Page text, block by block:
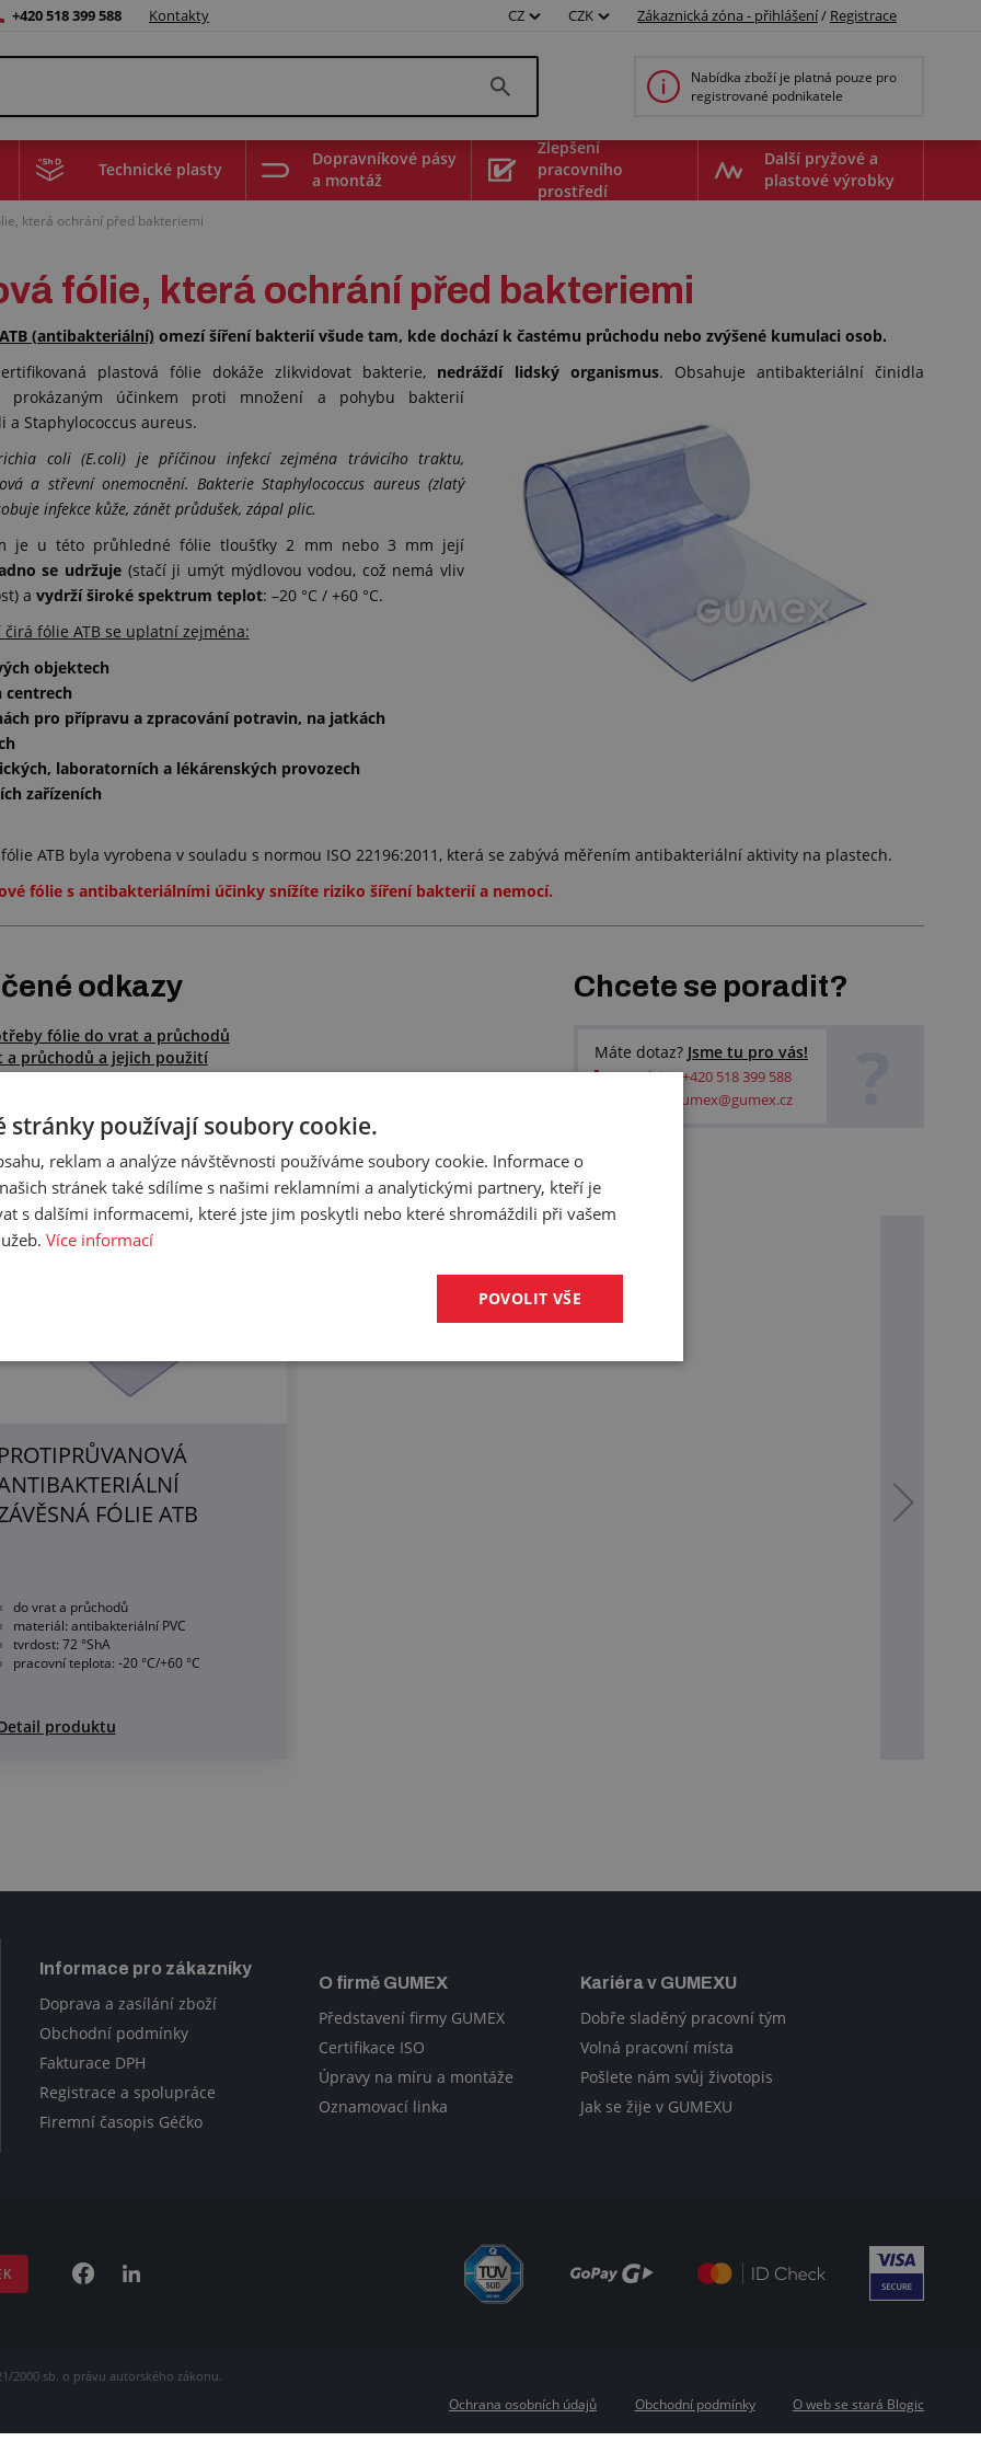
+420 518 399 588 Kontakty CZ CZK Zákaznická zóna - přihlášení/ Registrace
Nabídka zboží je platná pouze pro
registrované podnikatele
Technické plasty
Dopravníkové pásy
a montáž
Zlepšení
pracovního
prostředí
Další pryžové a
plastové výrobky
která ochrání před bakteriemi
fólie, která ochrání před bakteriemi
(antibakteriální) omezí šíření bakterií všude tam, kde dochází k častému průchodu nebo zvýšené kumulaci osob.
plastová fólie dokáže zlikvidovat bakterie, nedráždí lidský organismus. Obsahuje antibakteriální činidla
prokázaným účinkem proti množení a pohybu bakterií
a Staphylococcus aureus.
coli (E.coli) je příčinou infekcí zejména trávicího traktu,
a střevní onemocnění. Bakterie Staphylococcus aureus (zlatý
infekce kůže, zánět průdušek, zápal plic.
je u této průhledné fólie tloušťky 2 mm nebo 3 mm její
se udržuje (stačí ji umýt mýdlovou vodou, což nemá vliv
a vydrží široké spektrum teplot: –20 °C / +60 °C.
fólie ATB se uplatní zejména:
objektech
centrech
pro přípravu a zpracování potravin, na jatkách
laboratorních a lékárenských provozech
zařízeních
ATB byla vyrobena v souladu s normou ISO 22196:2011, která se zabývá měřením antibakteriální aktivity na plastech.
fólie s antibakteriálními účinky snížíte riziko šíření bakterií a nemocí.
odkazy
fólie do vrat a průchodů
a průchodů a jejich použití
kondici fólie do vrat a průchodů
Chcete se poradit?
Máte dotaz? Jsme tu pro vás!
Zavolejte:+420 518 399 588
gumex@gumex.cz
z článku
PROTIPRŮVANOVÁ
FÓLIE ATB
do vrat a průchodů
materiál: antibakteriální PVC
tvrdost: 72 °ShA
pracovní teplota: -20 °C/+60 °C
produktu
Informace pro zákazníky
Doprava a zasílání zboží
Obchodní podmínky
Fakturace DPH
Registrace a spolupráce
Firemní časopis Géčko
O firmě GUMEX
Představení firmy GUMEX
Certifikace ISO
Úpravy na míru a montáže
Oznamovací linka
Kariéra v GUMEXU
Dobře sladěný pracovní tým
Volná pracovní místa
Pošlete nám svůj životopis
Jak se žije v GUMEXU
2000 sb. o právu autorského zákonu.
Ochrana osobních údajů Obchodní podmínky O web se stará Blogic
stránky používají soubory cookie.
reklam a analýze návštěvnosti používáme soubory cookie. Informace o
stránek také sdílíme s našimi reklamními a analytickými partnery, kteří je
s dalšími informacemi, které jste jim poskytli nebo které shromáždili při vašem
Více informací
POVOLIT VŠE